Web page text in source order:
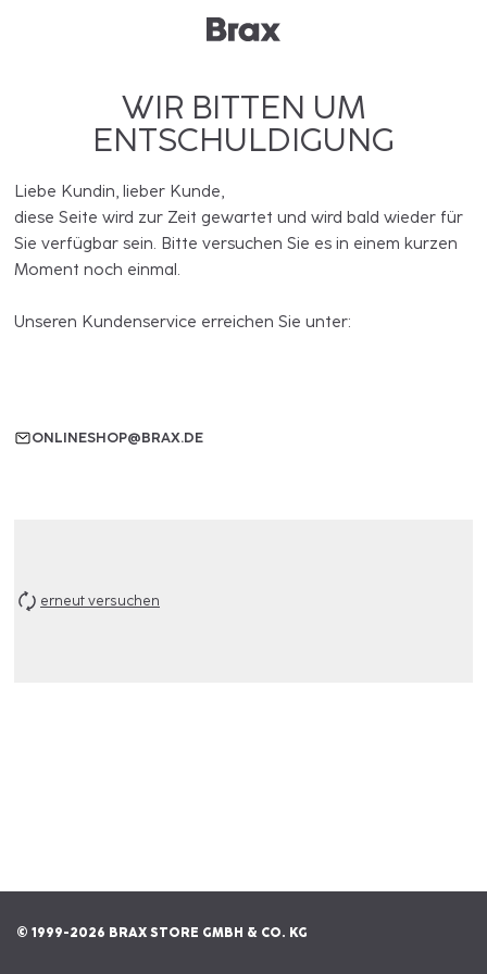
WIR BITTEN UM
ENTSCHULDIGUNG
Liebe Kundin, lieber Kunde,
diese Seite wird zur Zeit gewartet und wird bald wieder für
Sie verfügbar sein. Bitte versuchen Sie es in einem kurzen
Moment noch einmal.
Unseren Kundenservice erreichen Sie unter:
ONLINESHOP@BRAX.DE
erneut versuchen
© 1999-2026 BRAX STORE GMBH & CO. KG